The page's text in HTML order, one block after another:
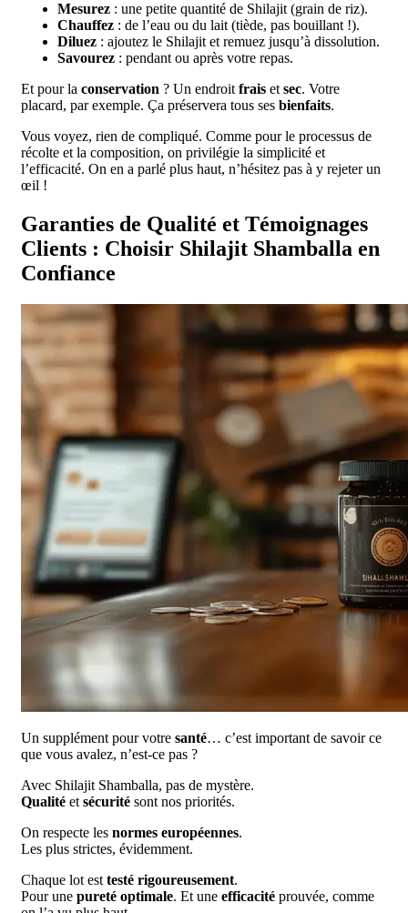
Mesurez : une petite quantité de Shilajit (grain de riz).
Chauffez : de l’eau ou du lait (tiède, pas bouillant !).
Diluez : ajoutez le Shilajit et remuez jusqu’à dissolution.
Savourez : pendant ou après votre repas.
Et pour la conservation ? Un endroit frais et sec. Votre
placard, par exemple. Ça préservera tous ses bienfaits.
Vous voyez, rien de compliqué. Comme pour le processus de
récolte et la composition, on privilégie la simplicité et
l’efficacité. On en a parlé plus haut, n’hésitez pas à y rejeter un
œil !
Garanties de Qualité et Témoignages
Clients : Choisir Shilajit Shamballa en
Confiance
Un supplément pour votre santé… c’est important de savoir ce
que vous avalez, n’est-ce pas ?
Avec Shilajit Shamballa, pas de mystère.
Qualité et sécurité sont nos priorités.
On respecte les normes européennes.
Les plus strictes, évidemment.
Chaque lot est testé rigoureusement.
Pour une pureté optimale. Et une efficacité prouvée, comme